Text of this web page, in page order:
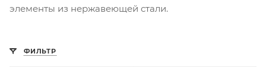
элементы из нержавеющей стали.
ФИЛЬТР